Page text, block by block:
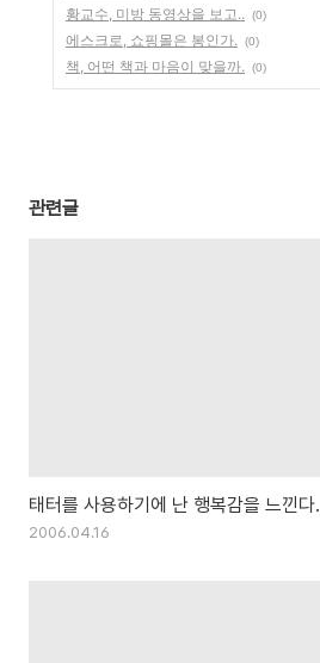
황교수, 미방 동영상을 보고.. (0)
에스크로, 쇼핑몰은 봉인가. (0)
책, 어떤 책과 마음이 맞을까. (0)
관련글
태터를 사용하기에 난 행복감을 느낀다.
2006.04.16